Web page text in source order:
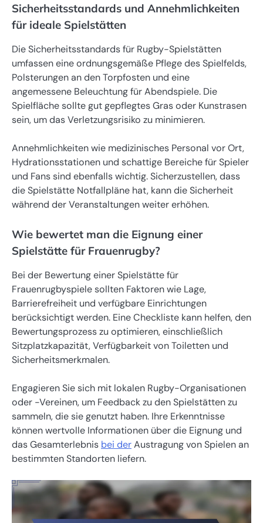
Sicherheitsstandards und Annehmlichkeiten
für ideale Spielstätten
Die Sicherheitsstandards für Rugby-Spielstätten
umfassen eine ordnungsgemäße Pflege des Spielfelds,
Polsterungen an den Torpfosten und eine
angemessene Beleuchtung für Abendspiele. Die
Spielfläche sollte gut gepflegtes Gras oder Kunstrasen
sein, um das Verletzungsrisiko zu minimieren.
Annehmlichkeiten wie medizinisches Personal vor Ort,
Hydrationsstationen und schattige Bereiche für Spieler
und Fans sind ebenfalls wichtig. Sicherzustellen, dass
die Spielstätte Notfallpläne hat, kann die Sicherheit
während der Veranstaltungen weiter erhöhen.
Wie bewertet man die Eignung einer
Spielstätte für Frauenrugby?
Bei der Bewertung einer Spielstätte für
Frauenrugbyspiele sollten Faktoren wie Lage,
Barrierefreiheit und verfügbare Einrichtungen
berücksichtigt werden. Eine Checkliste kann helfen, den
Bewertungsprozess zu optimieren, einschließlich
Sitzplatzkapazität, Verfügbarkeit von Toiletten und
Sicherheitsmerkmalen.
Engagieren Sie sich mit lokalen Rugby-Organisationen
oder -Vereinen, um Feedback zu den Spielstätten zu
sammeln, die sie genutzt haben. Ihre Erkenntnisse
können wertvolle Informationen über die Eignung und
das Gesamterlebnis bei derAustragung von Spielen an
bestimmten Standorten liefern.